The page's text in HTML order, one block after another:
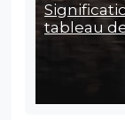
tableau